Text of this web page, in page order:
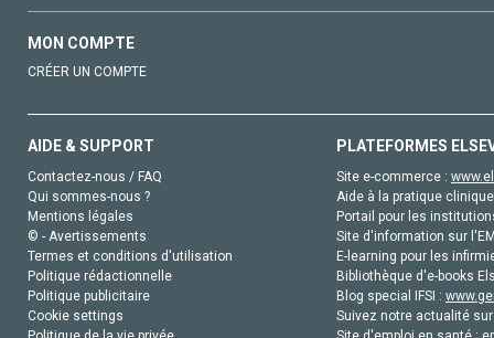
MON COMPTE
CRÉER UN COMPTE
AIDE & SUPPORT
Contactez-nous / FAQ
Qui sommes-nous ?
Mentions légales
© - Avertissements
Termes et conditions d'utilisation
Politique rédactionnelle
Politique publicitaire
Cookie settings
PLATEFORMES
Site e-commerce :
Aide à la pratique
Portail pour les
Site d'information sur
E-learning pour les
Bibliothèque d'e-books
Blog special IFSI :
Suivez notre actualité